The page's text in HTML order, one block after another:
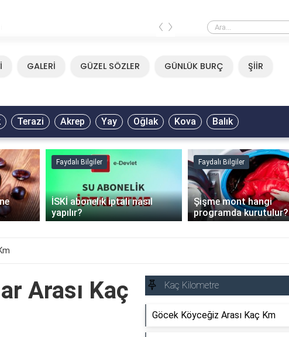
Mirkelam - Tavla Sözleri
‹ ›
GALERİ GÜZEL SÖZLER GÜNLÜK BURÇ ŞİİR
Terazi Akrep Yay Oğlak Kova Balık
Faydalı Bilgiler
İSKİ abonelik iptali nasıl
yapılır?
Faydalı Bilgiler
Şişme mont hangi
programda kurutulur?
Arası Kaç
Kaç Kilometre
Göcek Köyceğiz Arası Kaç Km